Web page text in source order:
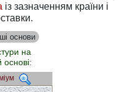
із зазначенням країни і
основи
на
основі: